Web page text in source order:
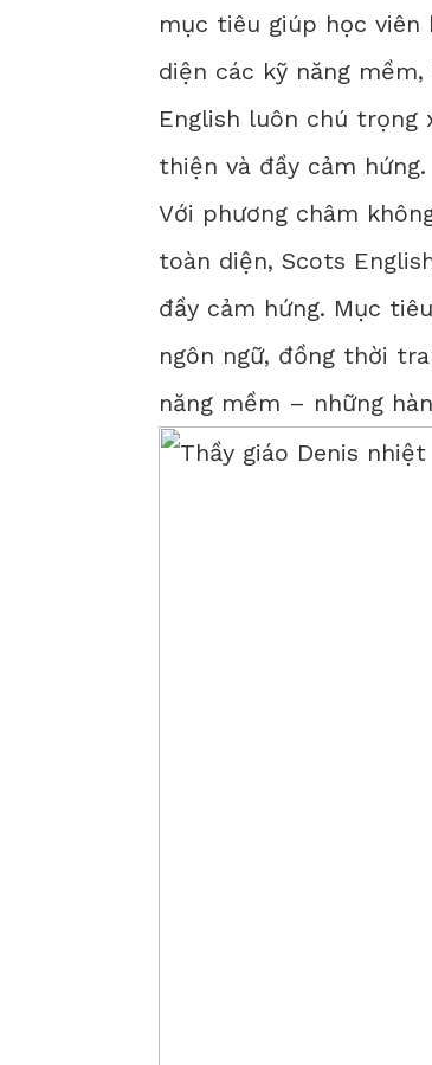
mục tiêu giúp học
diện các kỹ năng
English luôn chú
thiện và đầy cảm hứng.
Với phương châm
toàn diện, Scots
đầy cảm hứng. Mục
ngôn ngữ, đồng thời
năng mềm – những